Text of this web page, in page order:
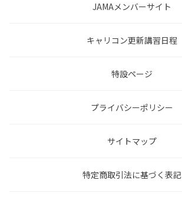
JAMAメンバーサイト
キャリコン更新講習日程
特設ページ
プライバシーポリシー
サイトマップ
特定商取引法に基づく表記